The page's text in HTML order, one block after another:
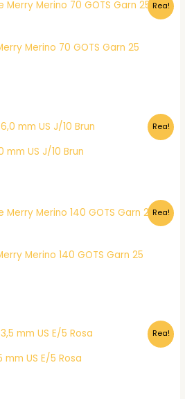
Rea!
Merino 70 GOTS Garn 25
Rea!
US J/10 Brun
Rea!
Merino 140 GOTS Garn 25
Rea!
US E/5 Rosa